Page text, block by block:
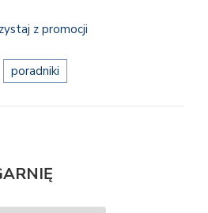
z promocji
poradniki